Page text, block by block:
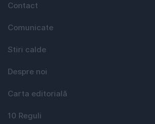
Contact
Comunicate
Stiri calde
Despre noi
Carta editorială
10 Reguli